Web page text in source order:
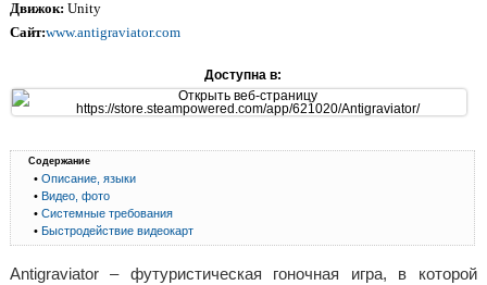
Движок: Unity
Сайт:www.antigraviator.com
Доступна в:
Содержание
•Описание, языки
•Видео, фото
•Системные требования
•Быстродействие видеокарт
Antigraviator – футуристическая гоночная игра, в которой